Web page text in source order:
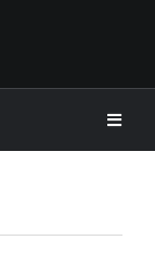
Toggle